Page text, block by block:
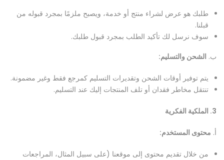
طلبك هو عرض لشراء منتج أو خدمة، ويصبح ملزمًا بمجرد قبوله من
قبلنا.
سوف نرسل لك تأكيد الطلب بمجرد قبول طلبك.
ب. الشحن والتسليم:
يتم توفير أوقات الشحن وتقديرات التسليم كمرجع فقط وغير مضمونة.
تنتقل مخاطر فقدان أو تلف المنتجات إليك عند التسليم.
3. الملكية الفكرية
أ. محتوى المستخدم:
من خلال تقديم محتوى إلى موقعنا (على سبيل المثال، المراجعات